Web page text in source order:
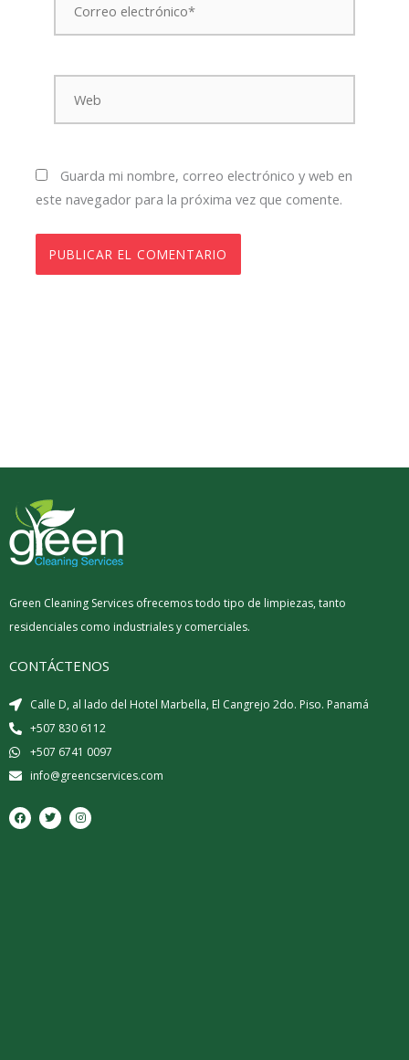
electrónico*
Web
Guarda mi nombre, correo electrónico y web en
este navegador para la próxima vez que comente.
Green Cleaning Services ofrecemos todo tipo de limpiezas, tanto
residenciales como industriales y comerciales.
CONTÁCTENOS
Calle D, al lado del Hotel Marbella, El Cangrejo 2do. Piso. Panamá
+507 830 6112
+507 6741 0097
info@greencservices.com
F
a
c
T
w
i
I
n
s